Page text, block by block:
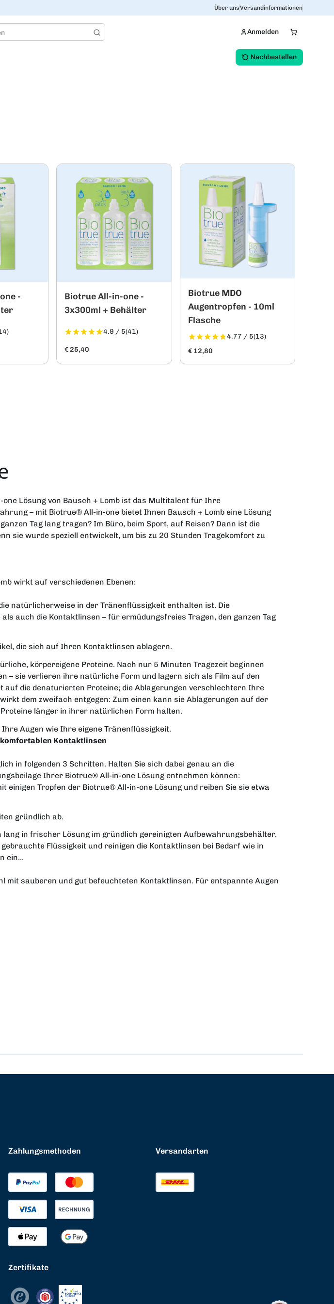
Über unsVersandinformationen
Anmelden
Nachbestellen
-
Biotrue All-in-one -
3x300ml + Behälter
4.9 / 5(41)
€ 25,40
Biotrue MDO
Augentropfen - 10ml
Flasche
4.77 / 5(13)
€ 12,80
one Lösung von Bausch + Lomb ist das Multitalent für Ihre
– mit Biotrue® All-in-one bietet Ihnen Bausch + Lomb eine Lösung
Tag lang tragen? Im Büro, beim Sport, auf Reisen? Dann ist die
sie wurde speziell entwickelt, um bis zu 20 Stunden Tragekomfort zu
wirkt auf verschiedenen Ebenen:
natürlicherweise in der Tränenflüssigkeit enthalten ist. Die
auch die Kontaktlinsen – für ermüdungsfreies Tragen, den ganzen Tag
die sich auf Ihren Kontaktlinsen ablagern.
körpereigene Proteine. Nach nur 5 Minuten Tragezeit beginnen
– sie verlieren ihre natürliche Form und lagern sich als Film auf den
die denaturierten Proteine; die Ablagerungen verschlechtern Ihre
dem zweifach entgegen: Zum einen kann sie Ablagerungen auf der
länger in ihrer natürlichen Form halten.
Augen wie Ihre eigene Tränenflüssigkeit.
Kontaktlinsen
in folgenden 3 Schritten. Halten Sie sich dabei genau an die
Ihrer Biotrue® All-in-one Lösung entnehmen können:
einigen Tropfen der Biotrue® All-in-one Lösung und reiben Sie sie etwa
gründlich ab.
lang in frischer Lösung im gründlich gereinigten Aufbewahrungsbehälter.
Flüssigkeit und reinigen die Kontaktlinsen bei Bedarf wie in
ein...
mit sauberen und gut befeuchteten Kontaktlinsen. Für entspannte Augen
Zahlungsmethoden
Zertifikate
Versandarten